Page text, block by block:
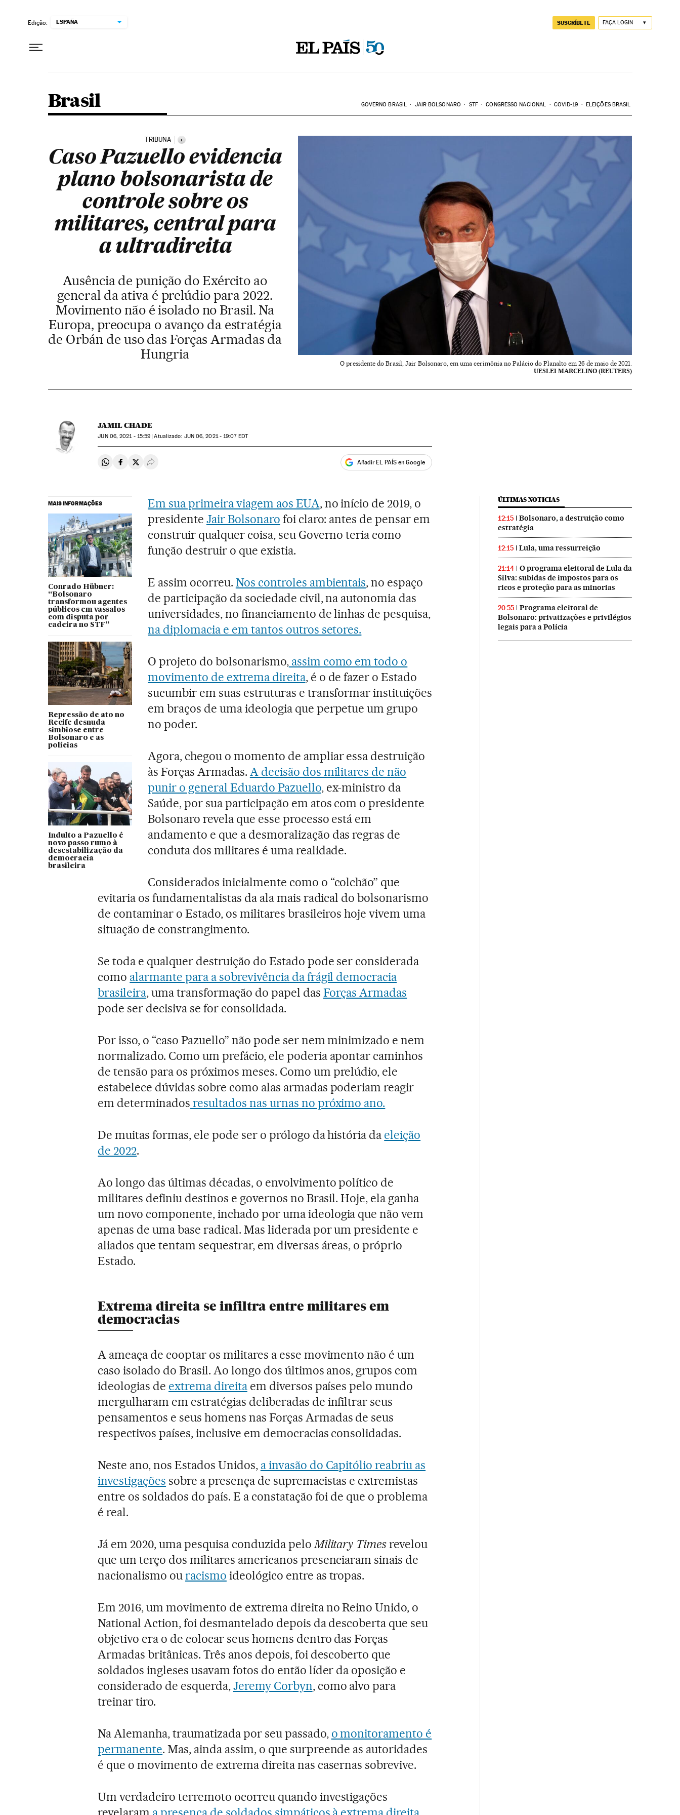
Edição: ESPAÑA SUSCRÍBETE FAÇA LOGIN
Brasil GOVERNO BRASIL JAIR BOLSONARO STF CONGRESSO NACIONAL COVID-19 ELEIÇÕES BRASIL
TRIBUNA i
Caso Pazuello evidencia
plano bolsonarista de
controle sobre os
militares, central para
a ultradireita
Ausência de punição do Exército ao
general da ativa é prelúdio para 2022.
Movimento não é isolado no Brasil. Na
Europa, preocupa o avanço da estratégia
de Orbán de uso das Forças Armadas da
Hungria
O presidente do Brasil, Jair Bolsonaro, em uma cerimônia no Palácio do Planalto em 26 de maio de 2021.
UESLEI MARCELINO (REUTERS)
JAMIL CHADE
JUN06, 2021 - 15:59 atualizado: JUN06, 2021 - 19:07EDT
Compartir en Whatsapp
Compartir en Facebook
Compartir en Twitter
Desplegar Redes Sociales Añadir EL PAÍS en Google
MAIS INFORMAÇÕES
Conrado Hübner:
“Bolsonaro
transformou agentes
públicos em vassalos
com disputa por
cadeira no STF”
Repressão de ato no
Recife desnuda
simbiose entre
Bolsonaro e as
polícias
Indulto a Pazuello é
novo passo rumo à
desestabilização da
democracia
brasileira
Em sua primeira viagem aos EUA, no início de 2019, o
presidente Jair Bolsonaro foi claro: antes de pensar em
construir qualquer coisa, seu Governo teria como
função destruir o que existia.
E assim ocorreu. Nos controles ambientais, no espaço
de participação da sociedade civil, na autonomia das
universidades, no financiamento de linhas de pesquisa,
na diplomacia e em tantos outros setores.
O projeto do bolsonarismo,assim como em todo o
movimento de extrema direita, é o de fazer o Estado
sucumbir em suas estruturas e transformar instituições
em braços de uma ideologia que perpetue um grupo
no poder.
Agora, chegou o momento de ampliar essa destruição
às Forças Armadas. A decisão dos militares de não
punir o general Eduardo Pazuello, ex-ministro da
Saúde, por sua participação em atos com o presidente
Bolsonaro revela que esse processo está em
andamento e que a desmoralização das regras de
conduta dos militares é uma realidade.
Considerados inicialmente como o “colchão” que
evitaria os fundamentalistas da ala mais radical do bolsonarismo
de contaminar o Estado, os militares brasileiros hoje vivem uma
situação de constrangimento.
Se toda e qualquer destruição do Estado pode ser considerada
como alarmante para a sobrevivência da frágil democracia
brasileira, uma transformação do papel das Forças Armadas
pode ser decisiva se for consolidada.
Por isso, o “caso Pazuello” não pode ser nem minimizado e nem
normalizado. Como um prefácio, ele poderia apontar caminhos
de tensão para os próximos meses. Como um prelúdio, ele
estabelece dúvidas sobre como alas armadas poderiam reagir
em determinados resultados nas urnas no próximo ano.
De muitas formas, ele pode ser o prólogo da história da eleição
de 2022.
Ao longo das últimas décadas, o envolvimento político de
militares definiu destinos e governos no Brasil. Hoje, ela ganha
um novo componente, inchado por uma ideologia que não vem
apenas de uma base radical. Mas liderada por um presidente e
aliados que tentam sequestrar, em diversas áreas, o próprio
Estado.
Extrema direita se infiltra entre militares em
democracias
A ameaça de cooptar os militares a esse movimento não é um
caso isolado do Brasil. Ao longo dos últimos anos, grupos com
ideologias de extrema direitaem diversos países pelo mundo
mergulharam em estratégias deliberadas de infiltrar seus
pensamentos e seus homens nas Forças Armadas de seus
respectivos países, inclusive em democracias consolidadas.
Neste ano, nos Estados Unidos, a invasão do Capitólio reabriu as
investigações sobre a presença de supremacistas e extremistas
entre os soldados do país. E a constatação foi de que o problema
é real.
Já em 2020, uma pesquisa conduzida peloMilitary Timesrevelou
que um terço dos militares americanos presenciaram sinais de
nacionalismo ouracismo ideológico entre as tropas.
Em 2016, um movimento de extrema direita no Reino Unido, o
National Action, foi desmantelado depois da descoberta que seu
objetivo era o de colocar seus homens dentro das Forças
Armadas britânicas. Três anos depois, foi descoberto que
soldados ingleses usavam fotos do então líder da oposição e
considerado de esquerda,Jeremy Corbyn, como alvo para
treinar tiro.
Na Alemanha, traumatizada por seu passado, o monitoramento é
permanente. Mas, ainda assim, o que surpreende as autoridades
é que o movimento de extrema direita nas casernas sobrevive.
Um verdadeiro terremoto ocorreu quando investigações
ÚLTIMAS NOTICIAS
12:15
Bolsonaro, a destruição como
estratégia
12:15 Lula, uma ressurreição
21:14
O programa eleitoral de Lula da
Silva: subidas de impostos para os
ricos e proteção para as minorias
20:55
Programa eleitoral de
Bolsonaro: privatizações e privilégios
legais para a Polícia